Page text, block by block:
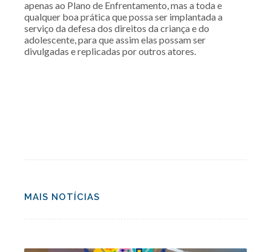
apenas ao Plano de Enfrentamento, mas a toda e
qualquer boa prática que possa ser implantada a
serviço da defesa dos direitos da criança e do
adolescente, para que assim elas possam ser
divulgadas e replicadas por outros atores.
MAIS NOTÍCIAS